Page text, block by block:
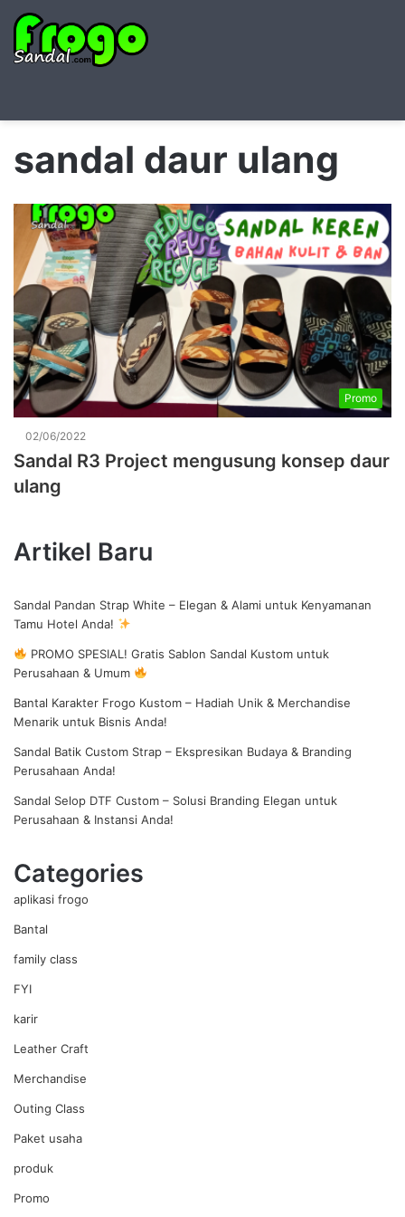
for
sandal daur ulang
Promo
02/06/2022
Sandal R3 Project mengusung konsep daur
ulang
Artikel Baru
Sandal Pandan Strap White – Elegan & Alami untuk Kenyamanan
Tamu Hotel Anda!
PROMO SPESIAL! Gratis Sablon Sandal Kustom untuk
Perusahaan & Umum
Bantal Karakter Frogo Kustom – Hadiah Unik & Merchandise
Menarik untuk Bisnis Anda!
Sandal Batik Custom Strap – Ekspresikan Budaya & Branding
Perusahaan Anda!
Sandal Selop DTF Custom – Solusi Branding Elegan untuk
Perusahaan & Instansi Anda!
Categories
aplikasi frogo
Bantal
family class
FYI
karir
Leather Craft
Merchandise
Outing Class
Paket usaha
produk
Promo